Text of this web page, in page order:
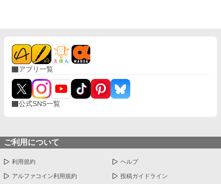
アプリ一覧
公式SNS一覧
ご利用について
利用規約 ヘルプ
アルファコイン利用規約 投稿ガイドライン